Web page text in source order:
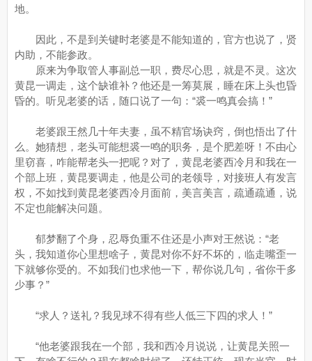
地。
因此，不是到关键时老婆是不能知道的，官方也说了，贤
内助，不能参政。
原来为争取管人事副总一职，费尽心思，就是不灵。这次
黄昆一调走，这个缺谁补？他还是一筹莫展，睡在床上头也昏
昏的。听见老婆的话，随口说了一句：“裘一鸣真会搞！”
老婆跟王然几十年夫妻，虽不精官场诀窍，倒也悟出了什
么。她猜想，老头可能想裘一鸣的职务，是个肥差呀！不由心
里窃喜，咋能帮老头一把呢？对了，黄昆老婆西冷月和我在一
个部上班，黄昆要调走，他是公司的老领导，对接班人有发言
权，不如找到黄昆老婆西冷月面前，美言美言，疏通疏通，说
不定也能解决问题。
郁梦翻了个身，忍辱负重不住还是小声对王然说：“老
头，我知道你心里想啥子，黄昆对你不好不坏的，临走嘴歪一
下就够你受的。不如我们也求他一下，帮你说几句，省你干多
少事？”
“求人？送礼？我见球不得有些人低三下四的求人！”
“他老婆跟我在一个部，我和西冷月说说，让黄昆关照一